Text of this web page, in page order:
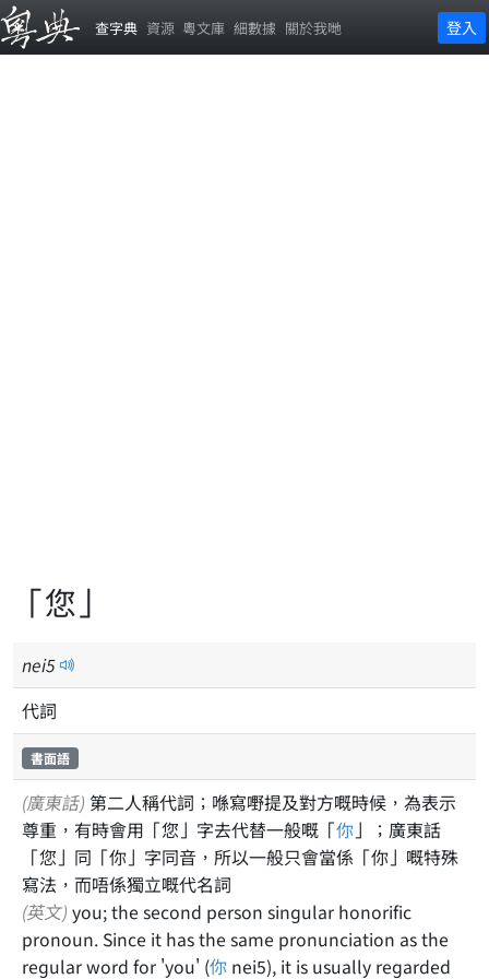
查字典 資源 粵文庫 細數據 關於我哋 登入
「您」
nei5
代詞
書面語
(廣東話) 第二人稱代詞；喺寫嘢提及對方嘅時候，為表示
尊重，有時會用「您」字去代替一般嘅「你 」；廣東話
「您」同「你」字同音，所以一般只會當係「你」嘅特殊
寫法，而唔係獨立嘅代名詞
(英文) you; the second person singular honorific
pronoun. Since it has the same pronunciation as the
regular word for 'you' (你 nei5), it is usually regarded